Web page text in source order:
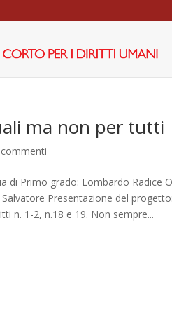
ma non per tutti
di Primo grado: Lombardo Radice
Salvatore Presentazione del
n. 1-2, n.18 e 19. Non sempre...